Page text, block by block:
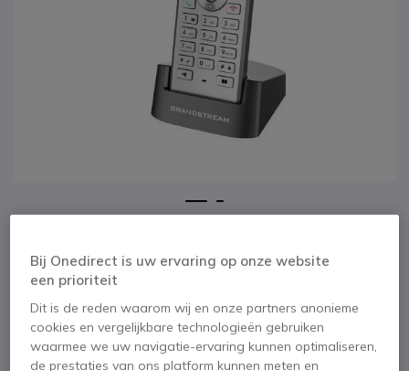
SKU GRAWP810 // Referentie fabrikant: GXWP810
Draadloze IP Wi-Fi-telefoon met
kwaliteitskenmerken
BESPAAR 33,00 €
115,95 €
Bij Onedirect is uw ervaring op onze website
een prioriteit
Dit is de reden waarom wij en onze partners anonieme
cookies en vergelijkbare technologieën gebruiken
waarmee we uw navigatie-ervaring kunnen optimaliseren,
de prestaties van ons platform kunnen meten en